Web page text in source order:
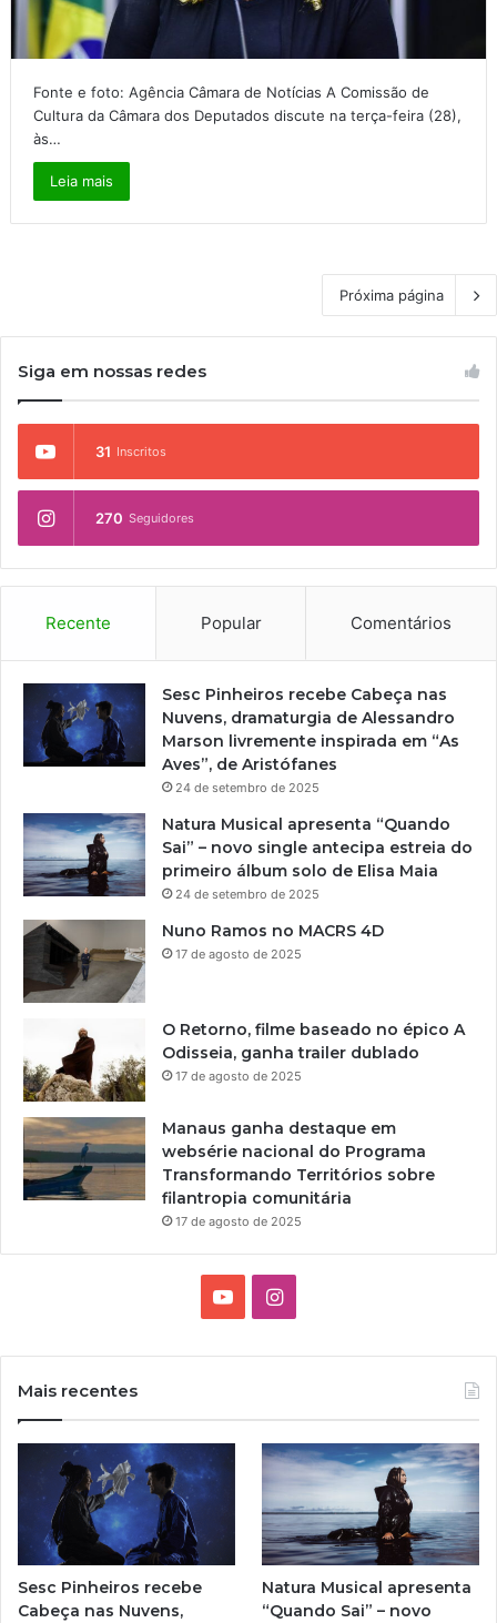
Fonte e foto: Agência Câmara de Notícias A Comissão de
Cultura da Câmara dos Deputados discute na terça-feira (28),
às…
Leia mais
Próxima página
Siga em nossas redes
31 Inscritos
270 Seguidores
Recente Popular Comentários
Sesc Pinheiros recebe Cabeça nas
Nuvens, dramaturgia de Alessandro
Marson livremente inspirada em “As
Aves”, de Aristófanes
24 de setembro de 2025
Natura Musical apresenta “Quando
Sai” – novo single antecipa estreia do
primeiro álbum solo de Elisa Maia
24 de setembro de 2025
Nuno Ramos no MACRS 4D
17 de agosto de 2025
O Retorno, filme baseado no épico A
Odisseia, ganha trailer dublado
17 de agosto de 2025
Manaus ganha destaque em
websérie nacional do Programa
Transformando Territórios sobre
filantropia comunitária
17 de agosto de 2025
e
I
g
r
a
Mais recentes
Sesc Pinheiros recebe
Cabeça nas Nuvens,
Natura Musical apresenta
“Quando Sai” – novo